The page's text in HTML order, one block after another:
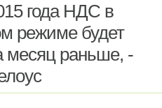
года НДС в
режиме будет
месяц раньше, -